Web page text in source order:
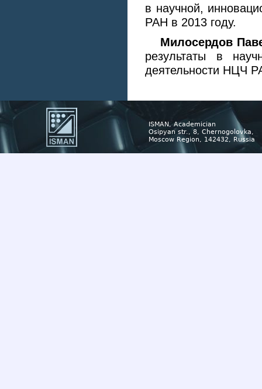
в научной,
РАН в 2013 году.
Милосердов
результаты в
деятельности НЦЧ
ISMAN, Academician
Osipyan str., 8, Chernogolovka,
Moscow Region, 142432, Russia